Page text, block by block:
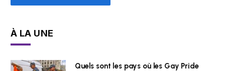
À LA UNE
Quels sont les pays où les Gay Pride